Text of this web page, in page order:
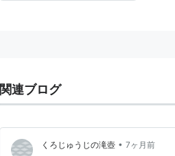
関連ブログ
くろじゅうじの滝壺 • 7ヶ月前